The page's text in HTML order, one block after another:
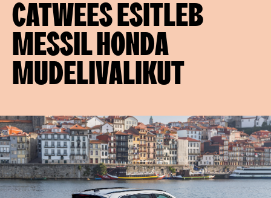
RENT
ETTEVÕTTEST
UUDISED
KONTAKT
CATWEES ESITLEB
MESSIL HONDA
MUDELIVALIKUT